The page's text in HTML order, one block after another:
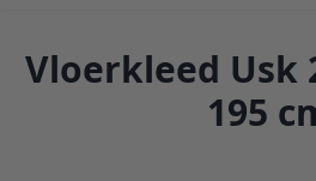
Vloerkleed Usk
195